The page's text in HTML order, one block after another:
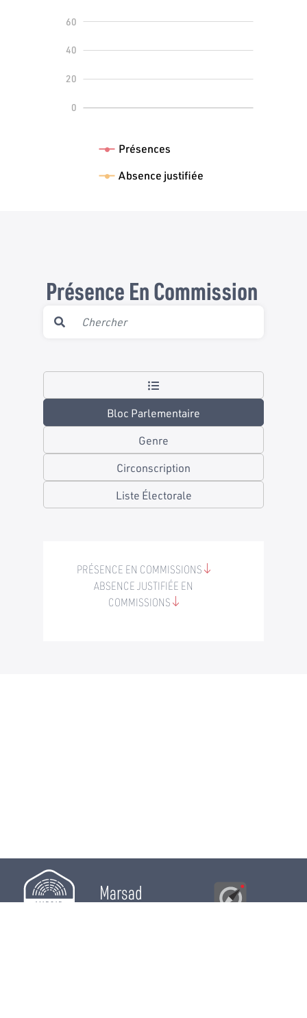
100
0
20
40
60
Présences
Absence justifiée
Présence En Commission
Bloc Parlementaire
Genre
Circonscription
Liste Électorale
PRÉSENCE EN COMMISSIONS
ABSENCE JUSTIFIÉE EN
COMMISSIONS
Marsad